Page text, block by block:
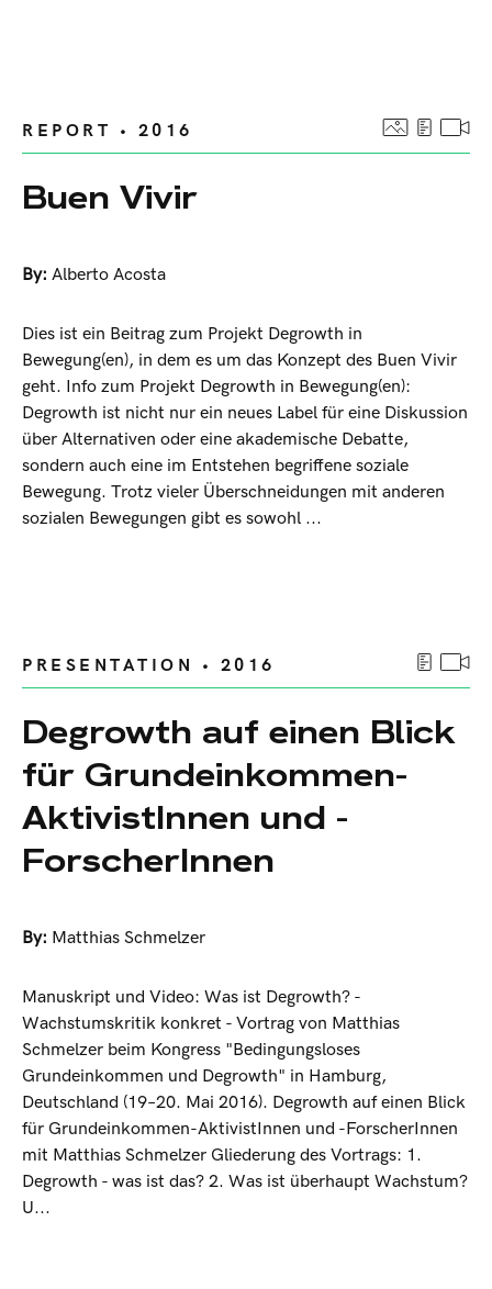
REPORT • 2016
Buen Vivir
By: Alberto Acosta
Dies ist ein Beitrag zum Projekt Degrowth in
Bewegung(en), in dem es um das Konzept des Buen Vivir
geht. Info zum Projekt Degrowth in Bewegung(en):
Degrowth ist nicht nur ein neues Label für eine Diskussion
über Alternativen oder eine akademische Debatte,
sondern auch eine im Entstehen begriffene soziale
Bewegung. Trotz vieler Überschneidungen mit anderen
sozialen Bewegungen gibt es sowohl ...
PRESENTATION • 2016
Degrowth auf einen Blick
für Grundeinkommen-
AktivistInnen und -
ForscherInnen
By: Matthias Schmelzer
Manuskript und Video: Was ist Degrowth? -
Wachstumskritik konkret - Vortrag von Matthias
Schmelzer beim Kongress "Bedingungs­loses
Grundeinkommen und Degrowth" in Hamburg,
Deutschland (19–20. Mai 2016). Degrowth auf einen Blick
für Grundeinkommen-AktivistInnen und -ForscherInnen
mit Matthias Schmelzer Gliederung des Vortrags: 1.
Degrowth - was ist das? 2. Was ist überhaupt Wachstum?
U...